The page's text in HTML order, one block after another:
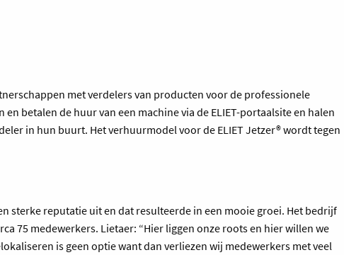
met verdelers van producten voor de professionele
betalen de huur van een machine via de ELIET-portaalsite en halen
in hun buurt. Het verhuurmodel voor de ELIET Jetzer® wordt tegen
sterke reputatie uit en dat resulteerde in een mooie groei. Het bedrijf
75 medewerkers. Lietaer: “Hier liggen onze roots en hier willen we
is geen optie want dan verliezen wij medewerkers met veel